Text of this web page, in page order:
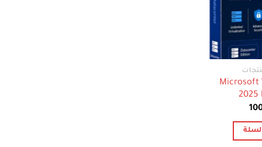
Microsoft
2025
السعر
هو: